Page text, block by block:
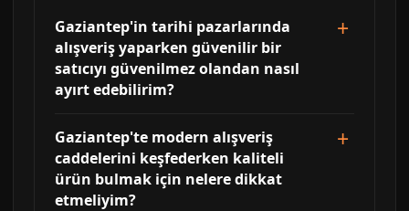
Gaziantep'in tarihi pazarlarında
alışveriş yaparken güvenilir bir
satıcıyı güvenilmez olandan nasıl
ayırt edebilirim?
Gaziantep'te modern alışveriş
caddelerini keşfederken kaliteli
ürün bulmak için nelere dikkat
etmeliyim?